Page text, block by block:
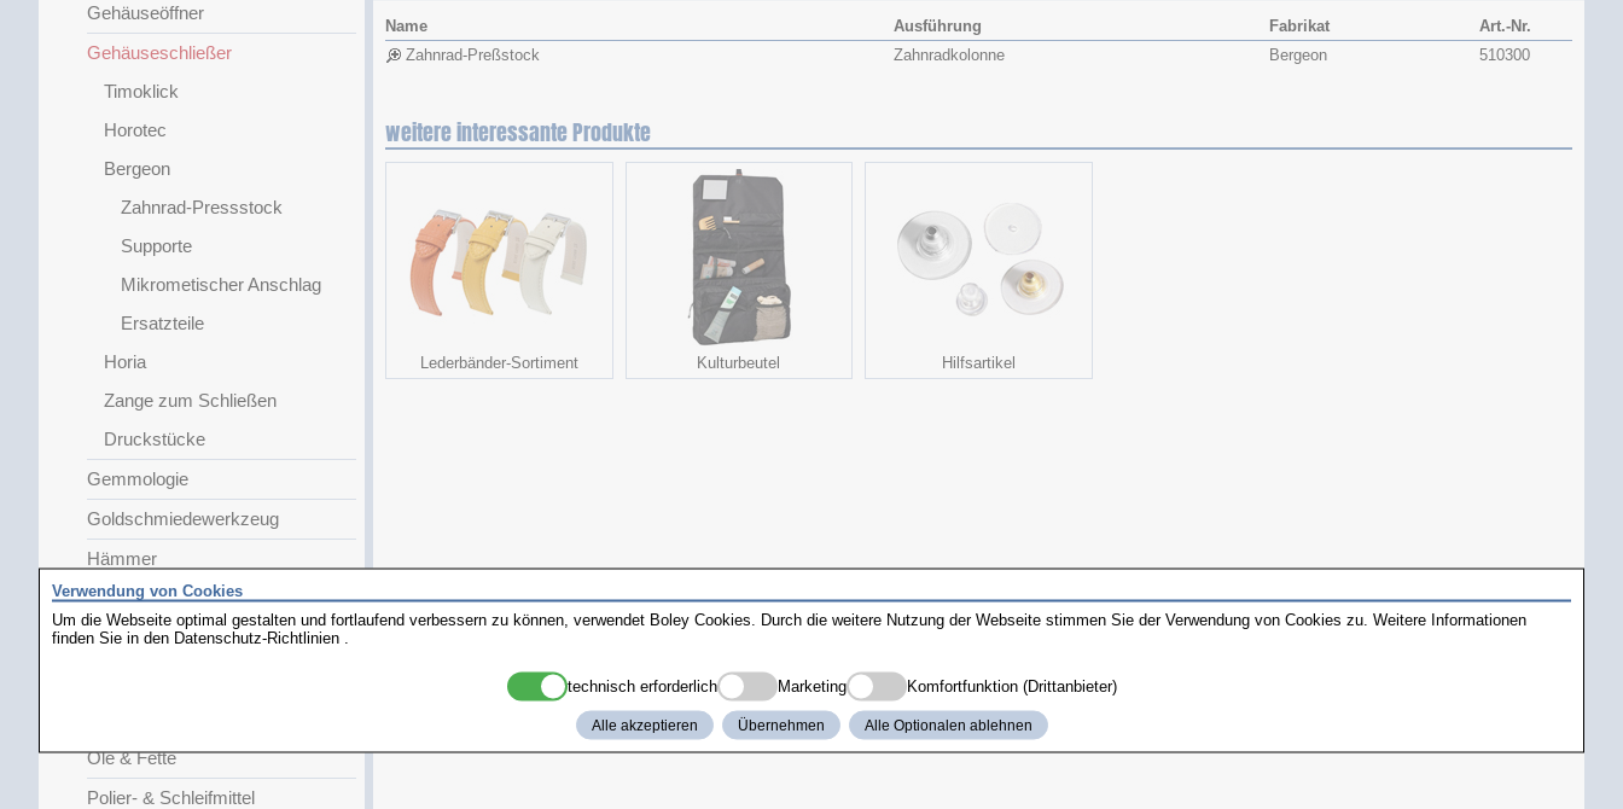
Gehäuseöffner
Gehäuseschließer
Timoklick
Horotec
Bergeon
Zahnrad-Pressstock
Supporte
Mikrometischer Anschlag
Ersatzteile
Horia
Zange zum Schließen
Druckstücke
Gemmologie
Goldschmiedewerkzeug
Hämmer
Kornzangen
Lupen
Öle & Fette
Polier- & Schleifmittel
Name Ausführung Fabrikat
Art.-Nr.
Zahnrad-Preßstock
Zahnradkolonne Bergeon 510300
weitere interessante Produkte
Lederbänder-Sortiment Kulturbeutel Hilfsartikel
Verwendung von Cookies
Um die Webseite optimal gestalten und fortlaufend verbessern zu können, verwendet Boley Cookies. Durch die weitere Nutzung der Webseite stimmen Sie der Verwendung von Cookies zu. Weitere Informationen
finden Sie in den Datenschutz-Richtlinien
technisch erforderlich Marketing Komfortfunktion (Drittanbieter)
Alle akzeptieren Übernehmen Alle Optionalen ablehnen